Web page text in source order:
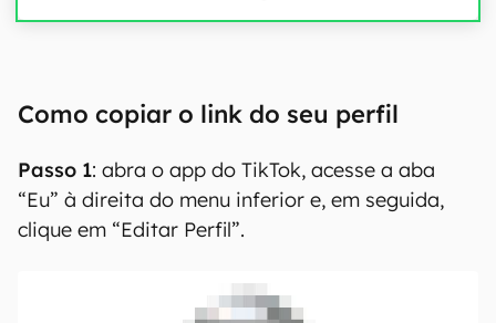
Como copiar o link do seu perfil
Passo 1: abra o app do TikTok, acesse a aba
“Eu” à direita do menu inferior e, em seguida,
clique em “Editar Perfil”.